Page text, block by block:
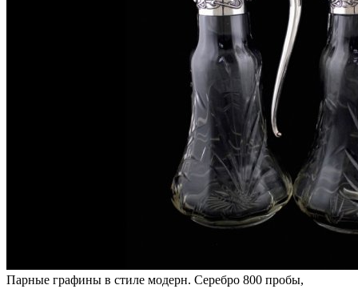
Парные графины в стиле модерн. Серебро 800 пробы,